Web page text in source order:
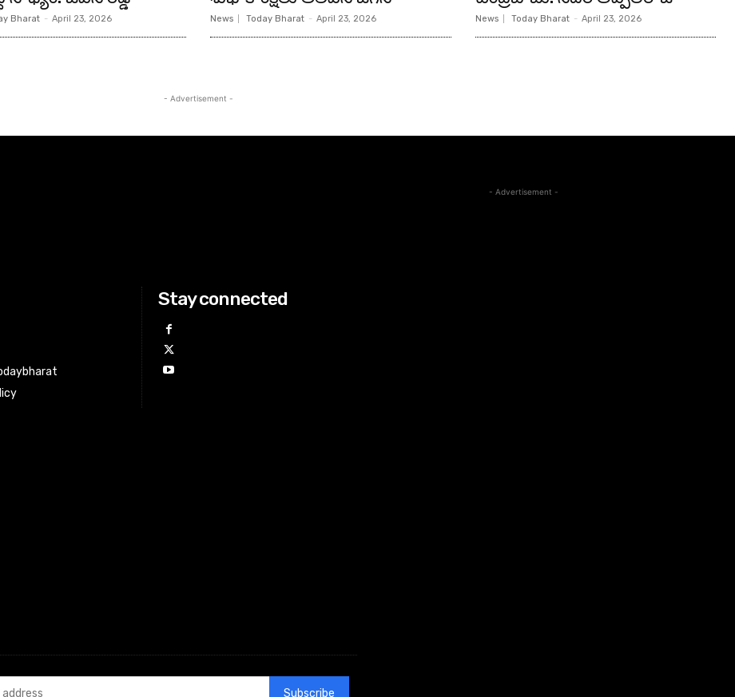
Bharat - April 23, 2026 News Today Bharat - April 23, 2026 News Today Bharat - April 23, 2026
- Advertisement -
Stay connected
Subscribe
- Advertisement -